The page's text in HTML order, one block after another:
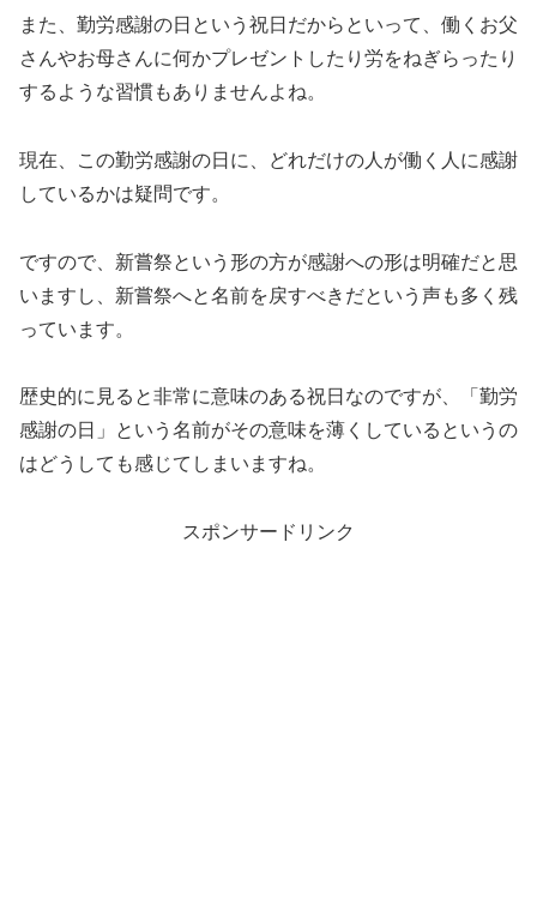
また、勤労感謝の日という祝日だからといって、働くお父
さんやお母さんに何かプレゼントしたり労をねぎらったり
するような習慣もありませんよね。
現在、この勤労感謝の日に、どれだけの人が働く人に感謝
しているかは疑問です。
ですので、新嘗祭という形の方が感謝への形は明確だと思
いますし、新嘗祭へと名前を戻すべきだという声も多く残
っています。
歴史的に見ると非常に意味のある祝日なのですが、「勤労
感謝の日」という名前がその意味を薄くしているというの
はどうしても感じてしまいますね。
スポンサードリンク